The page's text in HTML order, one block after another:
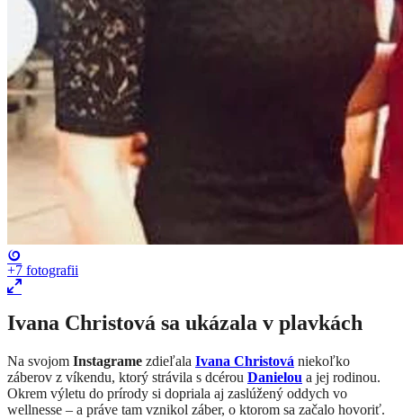
+7 fotografii
Ivana Christová sa ukázala v plavkách
Na svojom Instagrame zdieľala Ivana Christová niekoľko
záberov z víkendu, ktorý strávila s dcérou Danielou a jej rodinou.
Okrem výletu do prírody si dopriala aj zaslúžený oddych vo
wellnesse – a práve tam vznikol záber, o ktorom sa začalo hovoriť.